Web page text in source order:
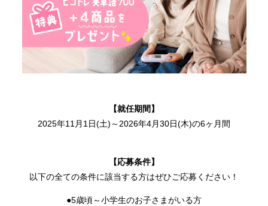
【就任期間】
2025年11月1日(土)～2026年4月30日(木)の6ヶ月間
【応募条件】
以下の全ての条件に該当する方はぜひご応募ください！
●5歳頃～小学生のお子さまがいる方